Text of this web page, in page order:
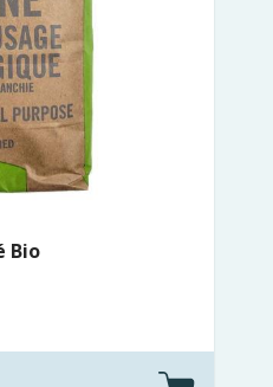
Bio